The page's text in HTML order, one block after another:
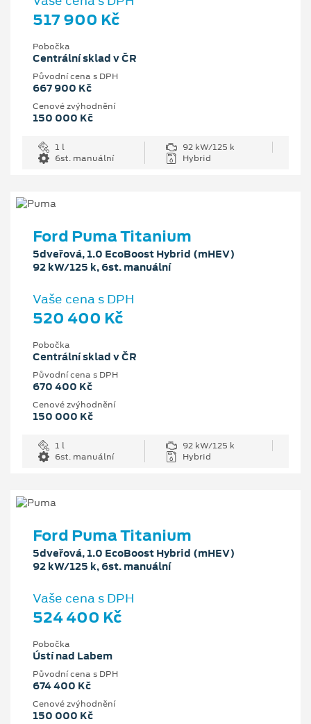
517 900 Kč
Pobočka
Centrální sklad v ČR
Původní cena s DPH
667 900 Kč
Cenové zvýhodnění
150 000 Kč
1 l
92 kW/125 k
6st. manuální
Hybrid
Ford Puma Titanium
5dveřová, 1.0 EcoBoost Hybrid (mHEV)
92 kW/125 k, 6st. manuální
Vaše cena s DPH
520 400 Kč
Pobočka
Centrální sklad v ČR
Původní cena s DPH
670 400 Kč
Cenové zvýhodnění
150 000 Kč
1 l
92 kW/125 k
6st. manuální
Hybrid
Ford Puma Titanium
5dveřová, 1.0 EcoBoost Hybrid (mHEV)
92 kW/125 k, 6st. manuální
Vaše cena s DPH
524 400 Kč
Pobočka
Ústí nad Labem
Původní cena s DPH
674 400 Kč
Cenové zvýhodnění
150 000 Kč